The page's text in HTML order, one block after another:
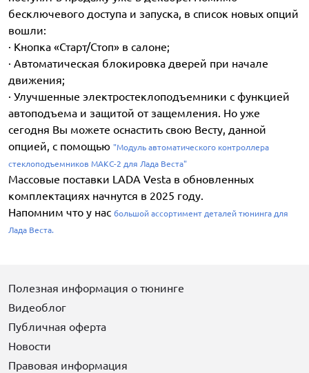
бесключевого доступа и запуска, в список новых опций
вошли:
· Кнопка «Старт/Стоп» в салоне;
· Автоматическая блокировка дверей при начале
движения;
· Улучшенные электростеклоподъемники с функцией
автоподъема и защитой от защемления. Но уже
сегодня Вы можете оснастить свою Весту, данной
опцией, с помощью "Модуль автоматического контроллера
стеклоподъемников МАКС-2 для Лада Веста"
Массовые поставки LADA Vesta в обновленных
комплектациях начнутся в 2025 году.
Напомним что у нас большой ассортимент деталей тюнинга для
Лада Веста.
Полезная информация о тюнинге
Видеоблог
Публичная оферта
Новости
Правовая информация